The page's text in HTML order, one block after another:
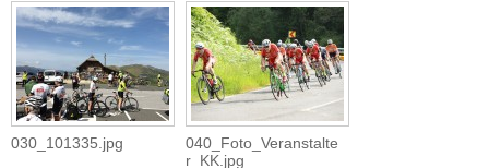
030_101335.jpg
040_Foto_Veranstalte
r_KK.jpg